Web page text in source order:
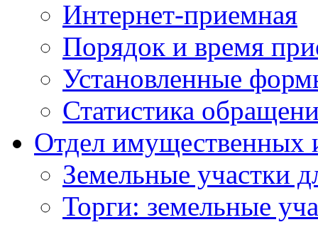
Интернет-приемная
Порядок и время
Установленные
Статистика
Отдел имущественных
Земельные участки
Торги: земельные